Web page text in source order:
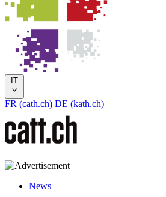
IT
FR (cath.ch) DE (kath.ch)
News